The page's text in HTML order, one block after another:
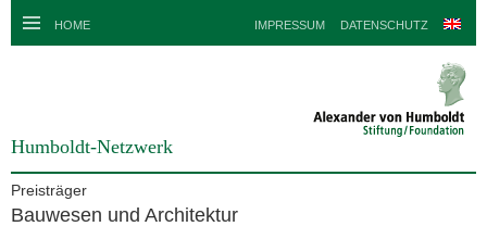
HOME IMPRESSUM DATENSCHUTZ
Humboldt-Netzwerk
Preisträger
Bauwesen und Architektur